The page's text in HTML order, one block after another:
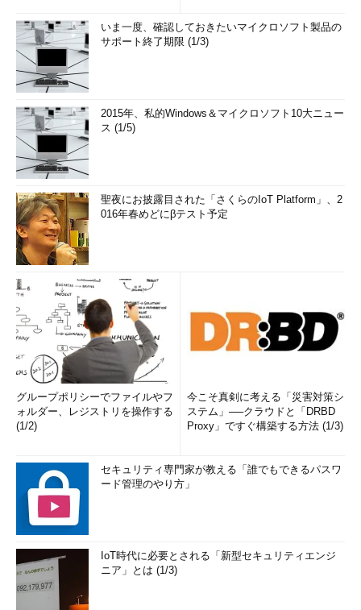
いま一度、確認しておきたいマイクロソフト製品の
サポート終了期限 (1/3)
2015年、私的Windows＆マイクロソフト10大ニュー
ス (1/5)
聖夜にお披露目された「さくらのIoT Platform」、2
016年春めどにβテスト予定
グループポリシーでファイルやフ
ォルダー、レジストリを操作する
(1/2)
今こそ真剣に考える「災害対策シ
ステム」──クラウドと「DRBD
Proxy」ですぐ構築する方法 (1/3)
セキュリティ専門家が教える「誰でもできるパスワ
ード管理のやり方」
IoT時代に必要とされる「新型セキュリティエンジ
ニア」とは (1/3)